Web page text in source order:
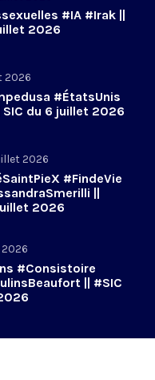
#IA #Irak ||
2026
2026
#ÉtatsUnis
SIC du 6 juillet 2026
2026
#FindeVie
||
2026
#Consistoire
|| #SIC